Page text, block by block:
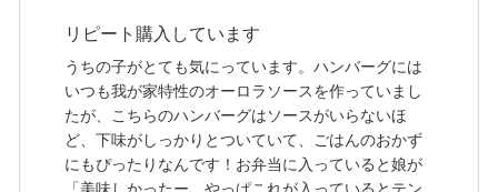
リピート購入しています
うちの子がとても気にっています。ハンバーグには
いつも我が家特性のオーロラソースを作っていまし
たが、こちらのハンバーグはソースがいらないほ
ど、下味がしっかりとついていて、ごはんのおかず
にもぴったりなんです！お弁当に入っていると娘が
「美味しかったー、やっぱこれが入っているとテン